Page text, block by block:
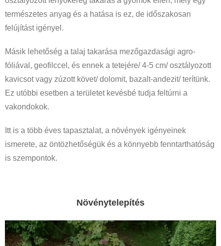
természetes anyag és a hatása is ez, de időszakosan
felújítást igényel.
Másik lehetőség a talaj takarása mezőgazdasági agro-
fóliával, geofilccel, és ennek a tetejére/ 4-5 cm/ osztályozott
kavicsot vagy zúzott követ/ dolomit, bazalt-andezit/ terítünk.
Ez utóbbi esetben a területet kevésbé tudja feltúrni a
vakondokok.
Itt is a több éves tapasztalat, a növények igényeinek
ismerete, az öntözhetőségük és a könnyebb fenntarthatóság
is szempontok.
Növénytelepítés